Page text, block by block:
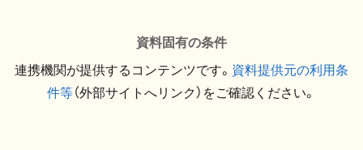
資料固有の条件
連携機関が提供するコンテンツです。 資料提供元の利用条
件等（外部サイトへリンク）をご確認ください。